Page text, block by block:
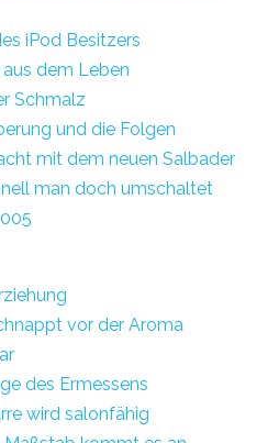
iPod Besitzers
dem Leben
Schmalz
und die Folgen
mit dem neuen Salbader
man doch umschaltet
vor der Aroma
des Ermessens
wird salonfähig